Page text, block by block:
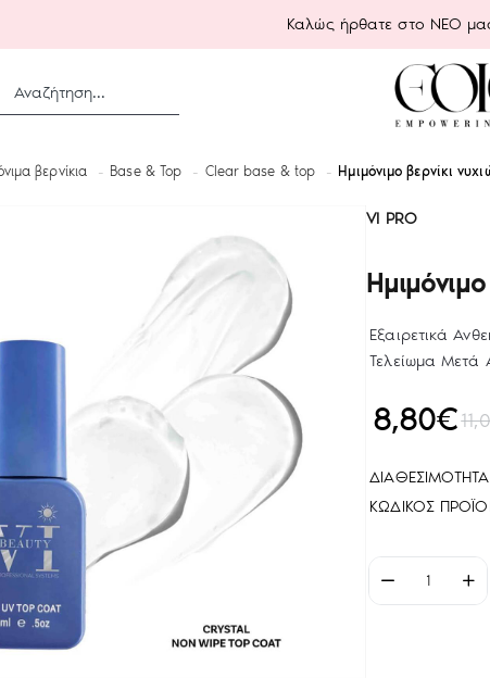
Καλώς ήρθατε στο ΝΕΟ
βερνίκια Base & Top Clear base & top Ημιμόνιμο βερνίκι
VI PRO
Εξαιρετικά
Τελείωμα
ΚΩΔΙΚΌΣ
8,80€